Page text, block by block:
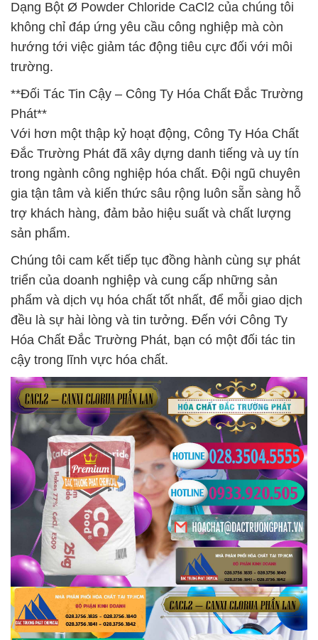
Dạng Bột Ø Powder Chloride CaCl2 của chúng tôi
không chỉ đáp ứng yêu cầu công nghiệp mà còn
hướng tới việc giảm tác động tiêu cực đối với môi
trường.
**Đối Tác Tin Cậy – Công Ty Hóa Chất Đắc Trường
Phát**
Với hơn một thập kỷ hoạt động, Công Ty Hóa Chất
Đắc Trường Phát đã xây dựng danh tiếng và uy tín
trong ngành công nghiệp hóa chất. Đội ngũ chuyên
gia tận tâm và kiến thức sâu rộng luôn sẵn sàng hỗ
trợ khách hàng, đảm bảo hiệu suất và chất lượng
sản phẩm.
Chúng tôi cam kết tiếp tục đồng hành cùng sự phát
triển của doanh nghiệp và cung cấp những sản
phẩm và dịch vụ hóa chất tốt nhất, để mỗi giao dịch
đều là sự hài lòng và tin tưởng. Đến với Công Ty
Hóa Chất Đắc Trường Phát, bạn có một đối tác tin
cậy trong lĩnh vực hóa chất.